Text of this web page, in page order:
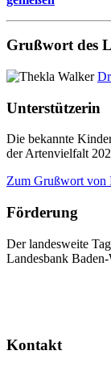
Grußwort des
Unterstützerin
Die bekannte
der Artenvielfalt
Zum Grußwort von
Förderung
Der landesweite
Landesbank
Kontakt